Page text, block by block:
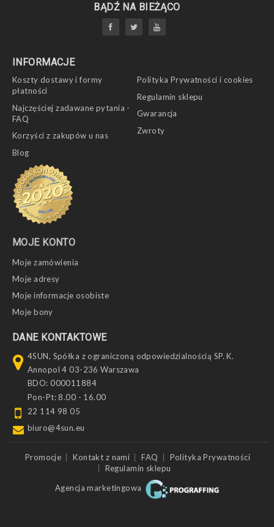
BĄDŹ NA BIEŻĄCO
INFORMACJE
Koszty dostawy i formy
płatności
Najczęściej zadawane pytania -
FAQ
Korzyści z zakupów u nas
Blog
Polityka Prywatności i cookies
Regulamin sklepu
Gwarancja
Zwroty
MOJE KONTO
Moje zamówienia
Moje adresy
Moje informacje osobiste
Moje bony
DANE KONTAKTOWE
4SUN, Spółka z ograniczoną odpowiedzialnością SP. K.
Annopol 4 03-236 Warszawa
BDO: 000011884
Pon-Pt: 8.00 - 16.00
22 114 98 05
biuro@4sun.eu
Promocje Kontakt z nami FAQ
Polityka Prywatności
Regulamin sklepu
Agencja marketingowa